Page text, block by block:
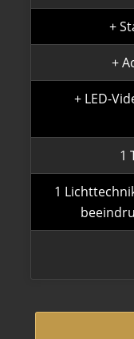
+
+
+ LED-
1
1